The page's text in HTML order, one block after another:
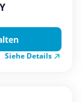
Siehe Details